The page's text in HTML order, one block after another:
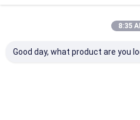
8:35
Good day, what product are you